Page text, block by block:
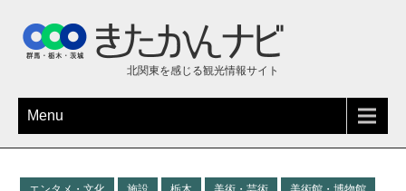
北関東を感じる観光情報サイト
Menu